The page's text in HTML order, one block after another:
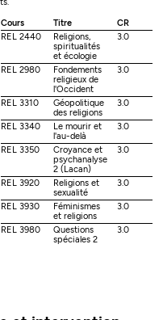
Cours Titre
CR
REL 2440
Religions,
spiritualités
et écologie
3.0
REL 2980
Fondements
religieux de
l'Occident
3.0
REL 3310
Géopolitique
des religions
3.0
REL 3340
Le mourir et
l'au-delà
3.0
REL 3350
Croyance et
psychanalyse
2 (Lacan)
3.0
REL 3920
Religions et
sexualité
3.0
REL 3930
Féminismes
et religions
3.0
REL 3980
Questions
spéciales 2
3.0